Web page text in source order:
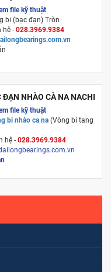
file kỹ thuật
bi (bạc đạn) Tròn
hệ - 028.3969.9384
ĐẠN NHÀO CÀ NA NACHI
file kỹ thuật
bi nhào ca na (Vòng bi tang
hệ - 028.3969.9384